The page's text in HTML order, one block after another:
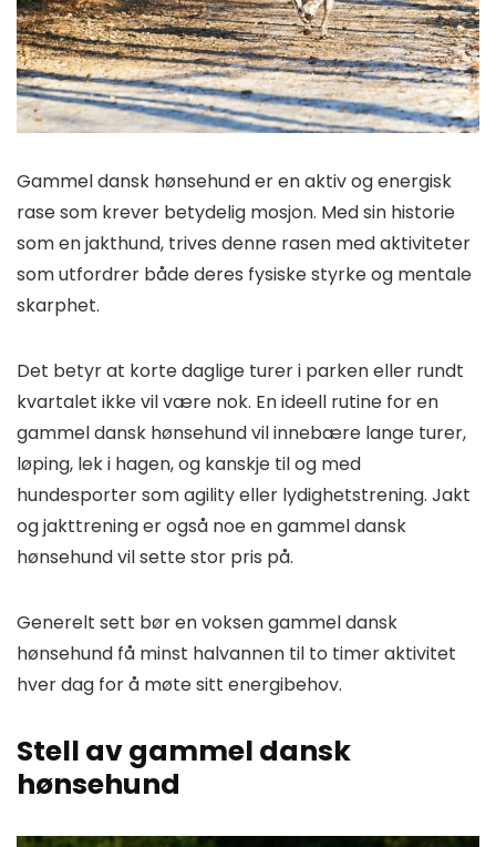
Gammel dansk hønsehund er en aktiv og energisk
rase som krever betydelig mosjon. Med sin historie
som en jakthund, trives denne rasen med aktiviteter
som utfordrer både deres fysiske styrke og mentale
skarphet.
Det betyr at korte daglige turer i parken eller rundt
kvartalet ikke vil være nok. En ideell rutine for en
gammel dansk hønsehund vil innebære lange turer,
løping, lek i hagen, og kanskje til og med
hundesporter som agility eller lydighetstrening. Jakt
og jakttrening er også noe en gammel dansk
hønsehund vil sette stor pris på.
Generelt sett bør en voksen gammel dansk
hønsehund få minst halvannen til to timer aktivitet
hver dag for å møte sitt energibehov.
Stell av gammel dansk
hønsehund